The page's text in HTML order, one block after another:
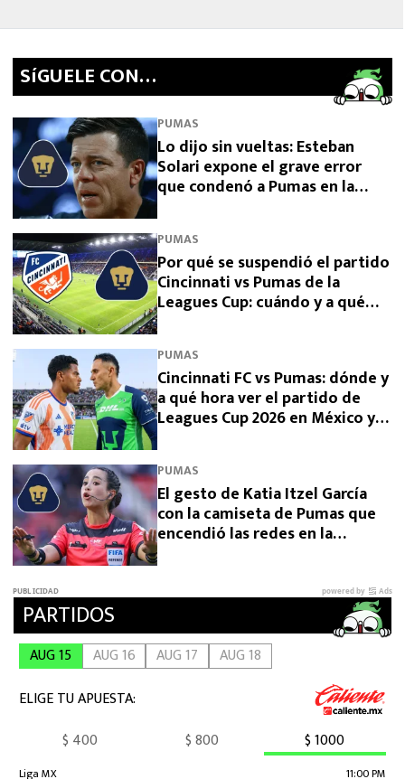
SíGUELE CON…
PUMAS
Lo dijo sin vueltas: Esteban
Solari expone el grave error
que condenó a Pumas en la
PUMAS
Por qué se suspendió el partido
Cincinnati vs Pumas de la
Leagues Cup: cuándo y a qué
PUMAS
Cincinnati FC vs Pumas: dónde y
a qué hora ver el partido de
Leagues Cup 2026 en México y
PUMAS
El gesto de Katia Itzel García
con la camiseta de Pumas que
encendió las redes en la